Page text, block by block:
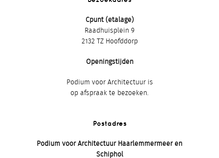
Cpunt (etalage)
Raadhuisplein 9
2132 TZ Hoofddorp
Openingstijden
Podium voor Architectuur is
op afspraak te bezoeken.
Postadres
Podium voor Architectuur Haarlemmermeer en
Schiphol